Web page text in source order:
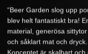
“Beer Garden slog upp
blev helt fantastiskt bra!
material, generösa
och såklart mat och dryck.
Konceptet är skalbart